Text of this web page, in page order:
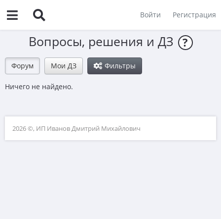
Войти Регистрация
Вопросы, решения и ДЗ ?
Форум Мои ДЗ Фильтры
Ничего не найдено.
2026 ©, ИП Иванов Дмитрий Михайлович